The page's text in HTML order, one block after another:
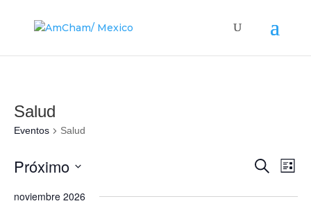
Salud
Eventos Salud
Buscar
de
Lista
Próximo
fecha.
noviembre 2026